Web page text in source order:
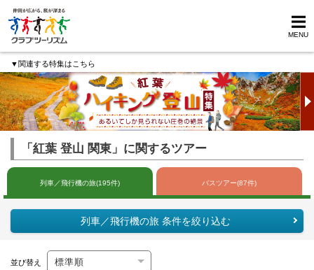
MENU
▼関連する特集はこちら
「紅葉 登山 関東」に関するツアー
列車／飛行機の旅(195件) バスツアー(87件)
列車／飛行機の旅 条件を絞り込む
並び替え